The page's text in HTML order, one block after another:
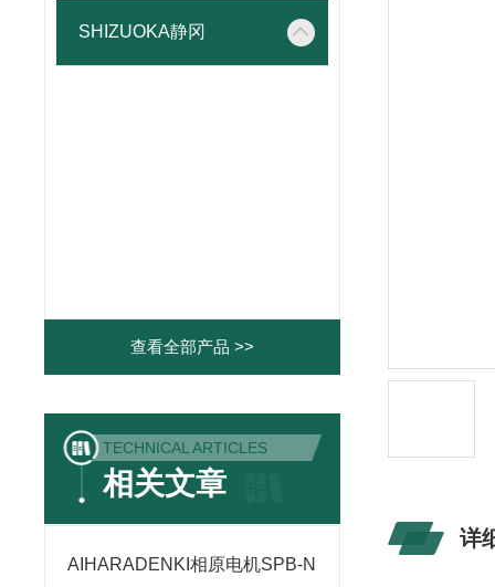
SHIZUOKA静冈
查看全部产品 >>
TECHNICAL ARTICLES
相关文章
AIHARADENKI相原电机SPB-N
详